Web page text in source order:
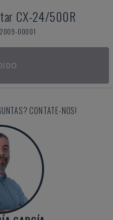
CX-24/500R
00001
CONTATE-NOS!